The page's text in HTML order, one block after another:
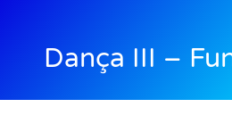
Dança III –